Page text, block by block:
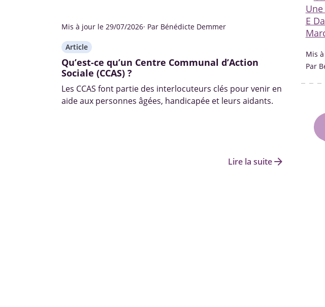
Mis à jour le 29/07/2026· Par Bénédicte Demmer
Article
Qu’est-ce qu’un Centre Communal d’Action
Sociale (CCAS) ?
Les CCAS font partie des interlocuteurs clés pour venir en
aide aux personnes âgées, handicapée et leurs aidants.
Lire la suitearrow_forward
Mis
Par